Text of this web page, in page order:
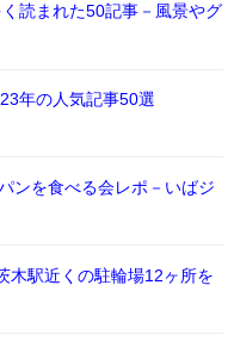
読まれた50記事－風景やグ
年の人気記事50選
ンを食べる会レポ－いばジ
木駅近くの駐輪場12ヶ所を